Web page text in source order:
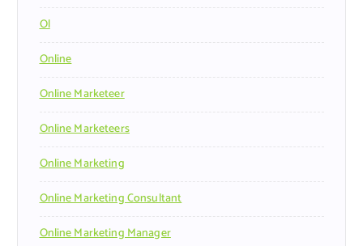
Ol
Online
Online Marketeer
Online Marketeers
Online Marketing
Online Marketing Consultant
Online Marketing Manager